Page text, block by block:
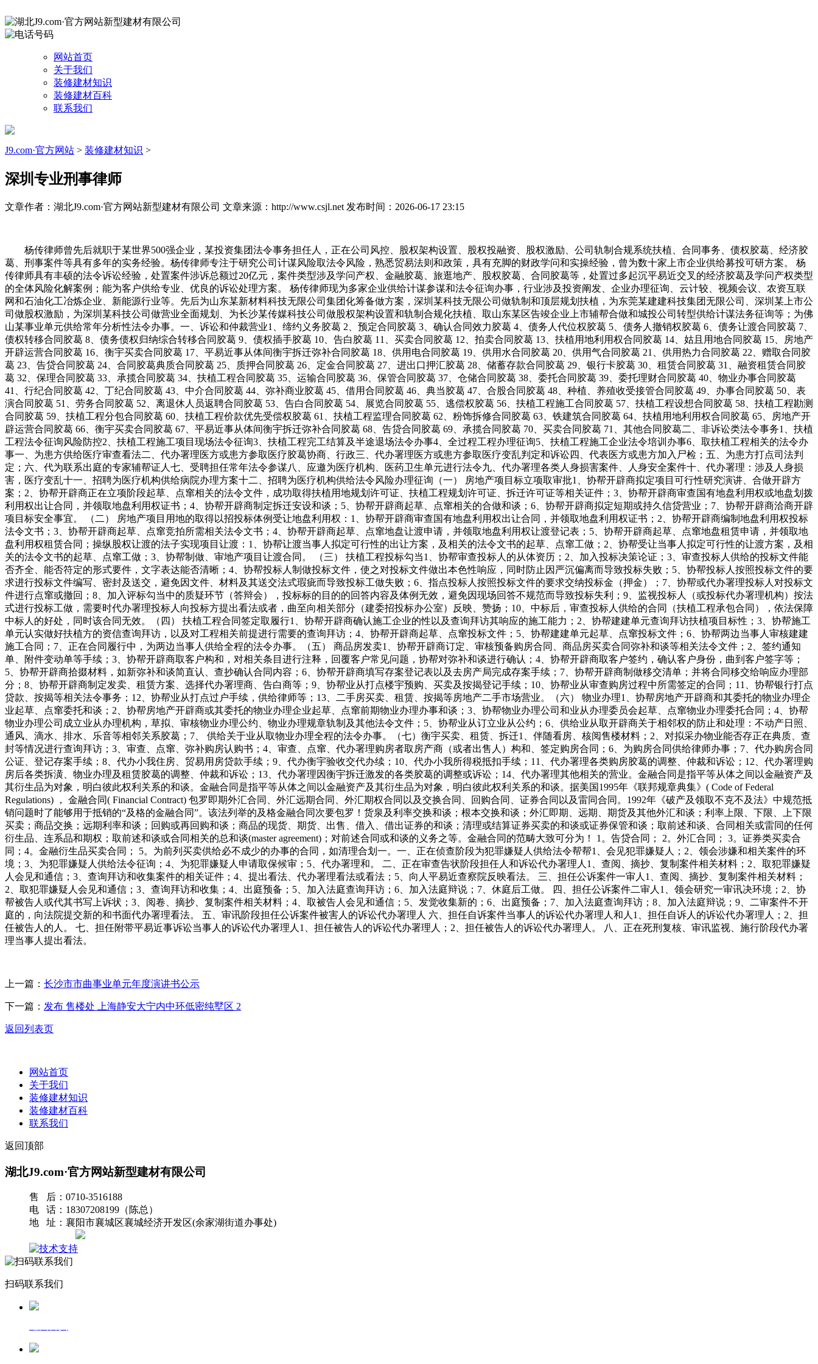
网站首页
关于我们
装修建材知识
装修建材百科
联系我们
J9.com·官方网站 > 装修建材知识 >
深圳专业刑事律师
文章作者：湖北J9.com·官方网站新型建材有限公司 文章来源：http://www.csjl.net 发布时间：2026-06-17 23:15
杨传律师曾先后就职于某世界500强企业，某投资集团法令事务担任人，正在公司风控、股权架构设置、股权投融资、股权激励、公司轨制合规系统扶植、合同事务、债权胶葛、经济胶
葛、刑事案件等具有多年的实务经验。杨传律师专注于研究公司计谋风险取法令风险，熟悉贸易法则和政策，具有充脚的财政学问和实操经验，曾为数十家上市企业供给募投可研方案。 杨
传律师具有丰硕的法令诉讼经验，处置案件涉诉总额过20亿元，案件类型涉及学问产权、金融胶葛、旅逛地产、股权胶葛、合同胶葛等，处置过多起沉平易近交叉的经济胶葛及学问产权类型
的全体风险化解案例；能为客户供给专业、优良的诉讼处理方案。 杨传律师现为多家企业供给计谋参谋和法令征询办事，行业涉及投资阐发、企业办理征询、云计较、视频会议、农资互联
网和石油化工冶炼企业、新能源行业等。先后为山东某新材料科技无限公司集团化筹备做方案，深圳某科技无限公司做轨制和顶层规划扶植，为东莞某建建科技集团无限公司、深圳某上市公
司做股权激励，为深圳某科技公司做营业全面规划、为长沙某传媒科技公司做股权架构设置和轨制合规化扶植、取山东某区告竣企业上市辅帮合做和城投公司转型供给计谋法务征询等；为佛
山某事业单元供给常年分析性法令办事。一、诉讼和仲裁营业1、缔约义务胶葛 2、预定合同胶葛 3、确认合同效力胶葛 4、债务人代位权胶葛 5、债务人撤销权胶葛 6、债务让渡合同胶葛 7、
债权转移合同胶葛 8、债务债权归纳综合转移合同胶葛 9、债权插手胶葛 10、告白胶葛 11、买卖合同胶葛 12、拍卖合同胶葛 13、扶植用地利用权合同胶葛 14、姑且用地合同胶葛 15、房地产
开辟运营合同胶葛 16、衡宇买卖合同胶葛 17、平易近事从体间衡宇拆迁弥补合同胶葛 18、供用电合同胶葛 19、供用水合同胶葛 20、供用气合同胶葛 21、供用热力合同胶葛 22、赠取合同胶
葛 23、告贷合同胶葛 24、合同胶葛典质合同胶葛 25、质押合同胶葛 26、定金合同胶葛 27、进出口押汇胶葛 28、储蓄存款合同胶葛 29、银行卡胶葛 30、租赁合同胶葛 31、融资租赁合同胶
葛 32、保理合同胶葛 33、承揽合同胶葛 34、扶植工程合同胶葛 35、运输合同胶葛 36、保管合同胶葛 37、仓储合同胶葛 38、委托合同胶葛 39、委托理财合同胶葛 40、物业办事合同胶葛
41、行纪合同胶葛 42、丁纪合同胶葛 43、中介合同胶葛 44、弥补商业胶葛 45、借用合同胶葛 46、典当胶葛 47、合股合同胶葛 48、种植、养殖收受接管合同胶葛 49、办事合同胶葛 50、表
演合同胶葛 51、劳务合同胶葛 52、离退休人员返聘合同胶葛 53、告白合同胶葛 54、展览合同胶葛 55、逃偿权胶葛 56、扶植工程施工合同胶葛 57、扶植工程设想合同胶葛 58、扶植工程勘测
合同胶葛 59、扶植工程分包合同胶葛 60、扶植工程价款优先受偿权胶葛 61、扶植工程监理合同胶葛 62、粉饰拆修合同胶葛 63、铁建筑合同胶葛 64、扶植用地利用权合同胶葛 65、房地产开
辟运营合同胶葛 66、衡宇买卖合同胶葛 67、平易近事从体间衡宇拆迁弥补合同胶葛 68、告贷合同胶葛 69、承揽合同胶葛 70、买卖合同胶葛 71、其他合同胶葛二、非诉讼类法令事务1、扶植
工程法令征询风险防控2、扶植工程施工项目现场法令征询3、扶植工程完工结算及半途退场法令办事4、全过程工程办理征询5、扶植工程施工企业法令培训办事6、取扶植工程相关的法令办
事一、为患方供给医疗审查看法二、代办署理医方或患方参取医疗胶葛协商、行政三、代办署理医方或患方参取医疗变乱判定和诉讼四、代表医方或患方加入尸检；五、为患方打点司法判
定；六、代为联系出庭的专家辅帮证人七、受聘担任常年法令参谋八、应邀为医疗机构、医药卫生单元进行法令九、代办署理各类人身损害案件、人身安全案件十、代办署理：涉及人身损
害，医疗变乱十一、招聘为医疗机构供给病院办理方案十二、招聘为医疗机构供给法令风险办理征询（一） 房地产项目标立项取审批1、协帮开辟商拟定项目可行性研究演讲、合做开辟方
案；2、协帮开辟商正在立项阶段起草、点窜相关的法令文件，成功取得扶植用地规划许可证、扶植工程规划许可证、拆迁许可证等相关证件；3、协帮开辟商审查国有地盘利用权或地盘划拨
利用权出让合同，并领取地盘利用权证书；4、协帮开辟商制定拆迁安设和谈；5、协帮开辟商起草、点窜相关的合做和谈；6、协帮开辟商拟定短期或持久信贷营业；7、协帮开辟商洽商开辟
项目标安全事宜。 （二） 房地产项目用地的取得以招投标体例受让地盘利用权：1、协帮开辟商审查国有地盘利用权出让合同，并领取地盘利用权证书；2、协帮开辟商编制地盘利用权投标
法令文书；3、协帮开辟商起草、点窜竞拍所需相关法令文书；4、协帮开辟商起草、点窜地盘让渡申请，并领取地盘利用权让渡登记表；5、协帮开辟商起草、点窜地盘租赁申请，并领取地
盘利用权租赁合同；操纵股权让渡的法子实现项目让渡：1、协帮让渡当事人拟定可行性的出让方案，及相关的法令文书的起草、点窜工做；2、协帮受让当事人拟定可行性的让渡方案，及相
关的法令文书的起草、点窜工做；3、协帮制做、审地产项目让渡合同。 （三） 扶植工程投标勾当1、协帮审查投标人的从体资历；2、加入投标决策论证；3、审查投标人供给的投标文件能
否齐全、能否符定的形式要件，文字表达能否清晰；4、协帮投标人制做投标文件，使之对投标文件做出本色性响应，同时防止因严沉偏离而导致投标失败；5、协帮投标人按照投标文件的要
求进行投标文件编写、密封及送交，避免因文件、材料及其送交法式瑕疵而导致投标工做失败；6、指点投标人按照投标文件的要求交纳投标金（押金）；7、协帮或代办署理投标人对投标文
件进行点窜或撤回；8、加入评标勾当中的质疑环节（答辩会），投标标的目的的回答内容及体例无效，避免因现场回答不规范而导致投标失利；9、监视投标人（或投标代办署理机构）按法
式进行投标工做，需要时代办署理投标人向投标方提出看法或者，曲至向相关部分（建委招投标办公室）反映、赞扬；10、中标后，审查投标人供给的合同（扶植工程承包合同），依法保障
中标人的好处，同时该合同无效。（四） 扶植工程合同签定取履行1、协帮开辟商确认施工企业的性以及查询拜访其响应的施工能力；2、协帮建建单元查询拜访扶植项目标性；3、协帮施工
单元认实做好扶植方的资信查询拜访，以及对工程相关前提进行需要的查询拜访；4、协帮开辟商起草、点窜投标文件；5、协帮建建单元起草、点窜投标文件；6、协帮两边当事人审核建建
施工合同；7、正在合同履行中，为两边当事人供给全程的法令办事。（五） 商品房发卖1、协帮开辟商订定、审核预备购房合同、商品房买卖合同弥补和谈等相关法令文件；2、签约通知
单、附件变动单等手续；3、协帮开辟商取客户构和，对相关条目进行注释，回覆客户常见问题，协帮对弥补和谈进行确认；4、协帮开辟商取客户签约，确认客户身份，曲到客户签字等；
5、协帮开辟商拾掇材料，如新弥补和谈简直认、查抄确认合同内容；6、协帮开辟商填写存案登记表以及去房产局完成存案手续；7、协帮开辟商制做移交清单；并将合同移交给响应办理部
分；8、协帮开辟商制定发卖、租赁方案、选择代办署理商、告白商等；9、协帮业从打点楼宇预购、买卖及按揭登记手续；10、协帮业从审查购房过程中所需签定的合同；11、协帮银行打点
贷款、按揭等相关法令事务；12、协帮业从打点过户手续，供给律师等；13、二手房买卖、租赁、按揭等房地产二手市场营业。（六） 物业办理1、协帮房地产开辟商和其委托的物业办理企
业起草、点窜委托和谈；2、协帮房地产开辟商或其委托的物业办理企业起草、点窜前期物业办理办事和谈；3、协帮物业办理公司和业从办理委员会起草、点窜物业办理委托合同；4、协帮
物业办理公司成立业从办理机构，草拟、审核物业办理公约、物业办理规章轨制及其他法令文件；5、协帮业从订立业从公约；6、供给业从取开辟商关于相邻权的防止和处理：不动产日照、
通风、滴水、排水、乐音等相邻关系胶葛；7、 供给关于业从取物业办理全程的法令办事。（七）衡宇买卖、租赁、拆迁1、伴随看房、核阅售楼材料；2、对拟采办物业能否存正在典质、查
封等情况进行查询拜访；3、审查、点窜、弥补购房认购书；4、审查、点窜、代办署理购房者取房产商（或者出售人）构和、签定购房合同；6、为购房合同供给律师办事；7、代办购房合同
公证、登记存案手续；8、代办小我住房、贸易用房贷款手续；9、代办衡宇验收交代办续；10、代办小我所得税抵扣手续；11、代办署理各类购房胶葛的调整、仲裁和诉讼；12、代办署理购
房后各类拆潢、物业办理及租赁胶葛的调整、仲裁和诉讼；13、代办署理因衡宇拆迁激发的各类胶葛的调整或诉讼；14、代办署理其他相关的营业。金融合同是指平等从体之间以金融资产及
其衍生品为对象，明白彼此权利关系的和谈。金融合同是指平等从体之间以金融资产及其衍生品为对象，明白彼此权利关系的和谈。据美国1995年《联邦规章典集》( Code of Federal
Regulations) ， 金融合同( Financial Contract) 包罗即期外汇合同、外汇远期合同、外汇期权合同以及交换合同、回购合同、证券合同以及雷同合同。1992年《破产及领取不克不及法》中规范抵
销问题时了能够用于抵销的“及格的金融合同”。该法列举的及格金融合同次要包罗！货泉及利率交换和谈；根本交换和谈；外汇即期、远期、期货及其他外汇和谈；利率上限、下限、上下限
买卖；商品交换；远期利率和谈；回购或再回购和谈；商品的现货、期货、出售、借入、借出证券的和谈；清理或结算证券买卖的和谈或证券保管和谈；取前述和谈、合同相关或雷同的任何
衍生品、连系品和期权；取前述和谈或合同相关的总和谈(master agreement)；对前述合同或和谈的义务之等。金融合同的范畴大致可分为！ 1。告贷合同； 2。外汇合同； 3。证券类买卖合
同；4。金融衍生品买卖合同； 5。为前列买卖供给必不成少的办事的合同，如清理合划一。一、正在侦查阶段为犯罪嫌疑人供给法令帮帮1、会见犯罪嫌疑人；2、领会涉嫌和相关案件的环
境；3、为犯罪嫌疑人供给法令征询；4、为犯罪嫌疑人申请取保候审；5、代办署理和。 二、正在审查告状阶段担任人和诉讼代办署理人1、查阅、摘抄、复制案件相关材料；2、取犯罪嫌疑
人会见和通信；3、查询拜访和收集案件的相关证件；4、提出看法、代办署理看法或看法；5、向人平易近查察院反映看法。 三、担任公诉案件一审人1、查阅、摘抄、复制案件相关材料；
2、取犯罪嫌疑人会见和通信；3、查询拜访和收集；4、出庭预备；5、加入法庭查询拜访；6、加入法庭辩说；7、休庭后工做。 四、担任公诉案件二审人1、领会研究一审讯决环境；2、协
帮被告人或代其书写上诉状；3、阅卷、摘抄、复制案件相关材料；4、取被告人会见和通信；5、发觉收集新的；6、出庭预备；7、加入法庭查询拜访；8、加入法庭辩说；9、二审案件不开
庭的，向法院提交新的和书面代办署理看法。 五、审讯阶段担任公诉案件被害人的诉讼代办署理人 六、担任自诉案件当事人的诉讼代办署理人和人1、担任自诉人的诉讼代办署理人；2、担
任被告人的人。 七、担任附带平易近事诉讼当事人的诉讼代办署理人1、担任被告人的诉讼代办署理人；2、担任被告人的诉讼代办署理人。 八、正在死刑复核、审讯监视、施行阶段代办署
理当事人提出看法。
上一篇： 长沙市市曲事业单元年度演讲书公示
下一篇： 发布 售楼处 上海静安大宁内中环低密纯墅区 2
返回列表页
网站首页
关于我们
装修建材知识
装修建材百科
联系我们
返回顶部
湖北J9.com·官方网站新型建材有限公司
售 后：0710-3516188
电 话：18307208199（陈总）
地 址：襄阳市襄城区襄城经济开发区(余家湖街道办事处)
扫码联系我们